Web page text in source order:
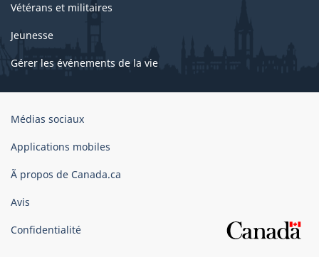
Vétérans et militaires
Jeunesse
Gérer les événements de la vie
Organisation
gouvernement
Canada
Médias sociaux
Applications mobiles
Ã propos de Canada.ca
Avis
Confidentialité